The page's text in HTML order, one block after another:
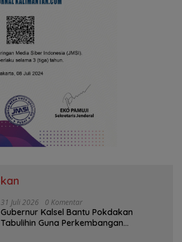
31 Juli 2026 0 Komentar
Gubernur Kalsel Bantu Pokdakan
Tabulihin Guna Perkembangan